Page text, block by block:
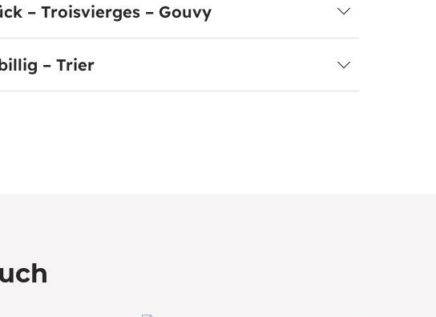
– Troisvierges – Gouvy
– Trier